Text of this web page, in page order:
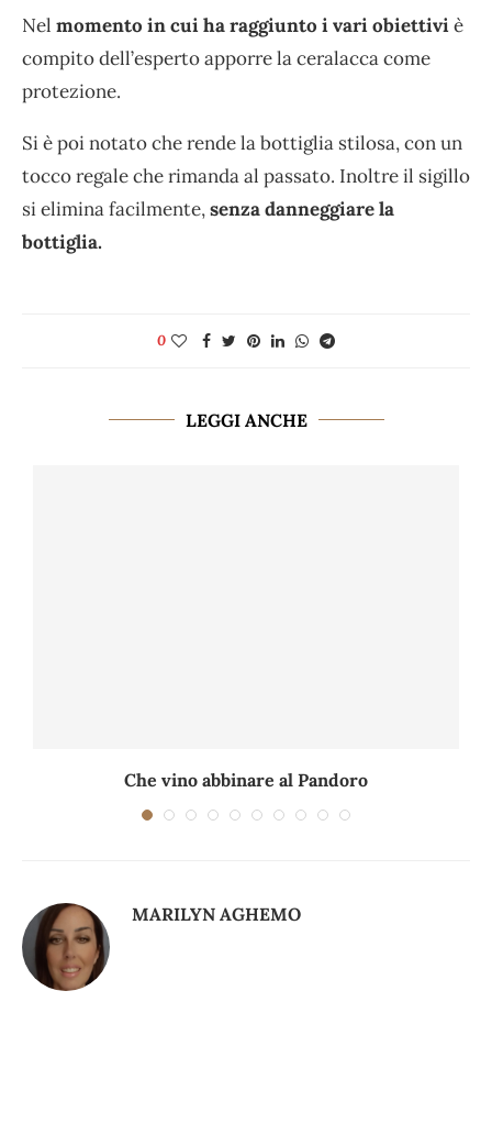
Nel momento in cui ha raggiunto i vari obiettiviè
compito dell’esperto apporre la ceralacca come
protezione.
Si è poi notato che rende la bottiglia stilosa, con un
tocco regale che rimanda al passato. Inoltre il sigillo
si elimina facilmente,senza danneggiare la
bottiglia.
0
LEGGI ANCHE
Che vino abbinare al Pandoro
MARILYN AGHEMO